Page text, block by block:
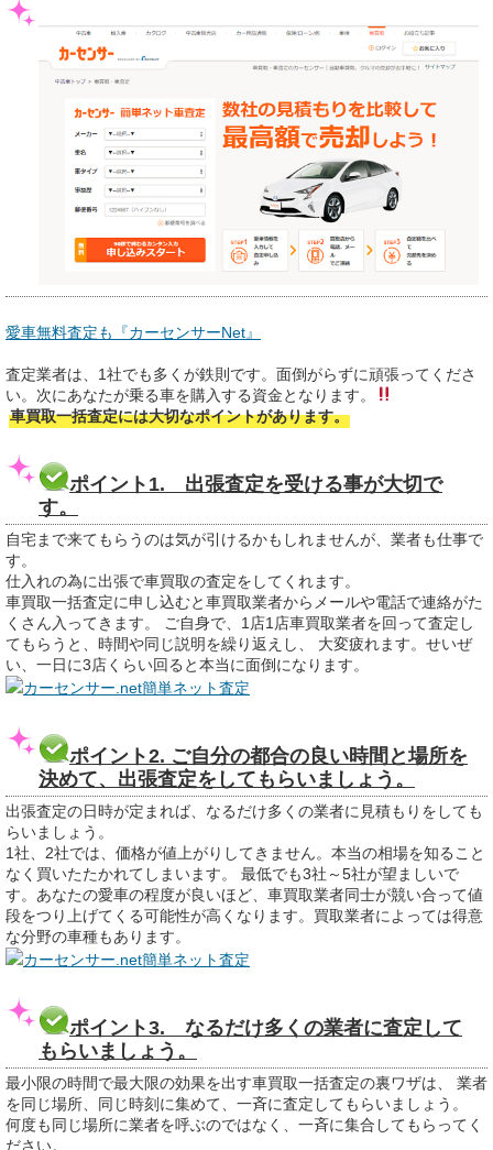
愛車無料査定も『カーセンサーNet』
査定業者は、1社でも多くが鉄則です。面倒がらずに頑張ってくださ
い。次にあなたが乗る車を購入する資金となります。
車買取一括査定には大切なポイントがあります。
ポイント1. 出張査定を受ける事が大切で
す。
自宅まで来てもらうのは気が引けるかもしれませんが、業者も仕事で
す。
仕入れの為に出張で車買取の査定をしてくれます。
車買取一括査定に申し込むと車買取業者からメールや電話で連絡がた
くさん入ってきます。 ご自身で、1店1店車買取業者を回って査定し
てもらうと、時間や同じ説明を繰り返えし、 大変疲れます。せいぜ
い、一日に3店くらい回ると本当に面倒になります。
カーセンサー.net簡単ネット査定
ポイント2. ご自分の都合の良い時間と場所を
決めて、出張査定をしてもらいましょう。
出張査定の日時が定まれば、なるだけ多くの業者に見積もりをしても
らいましょう。
1社、2社では、価格が値上がりしてきません。本当の相場を知ること
なく買いたたかれてしまいます。 最低でも3社～5社が望ましいで
す。あなたの愛車の程度が良いほど、車買取業者同士が競い合って値
段をつり上げてくる可能性が高くなります。買取業者によっては得意
な分野の車種もあります。
カーセンサー.net簡単ネット査定
ポイント3. なるだけ多くの業者に査定して
もらいましょう。
最小限の時間で最大限の効果を出す車買取一括査定の裏ワザは、 業者
を同じ場所、同じ時刻に集めて、一斉に査定してもらいましょう。
何度も同じ場所に業者を呼ぶのではなく、一斉に集合してもらってく
ださい。